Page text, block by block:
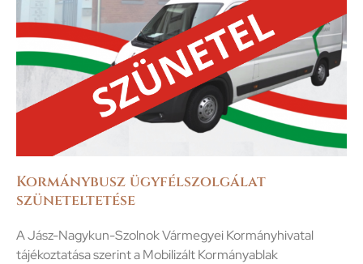
Kormánybusz ügyfélszolgálat
szüneteltetése
A Jász-Nagykun-Szolnok Vármegyei Kormányhivatal
tájékoztatása szerint a Mobilizált Kormányablak